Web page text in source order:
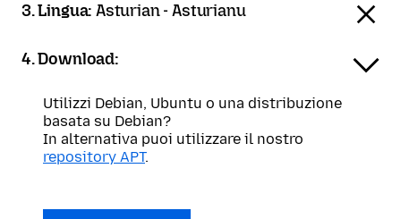
3. Lingua:Asturian - Asturianu
4. Download:
Utilizzi Debian, Ubuntu o una distribuzione
basata su Debian?
In alternativa puoi utilizzare il nostro
repository APT.